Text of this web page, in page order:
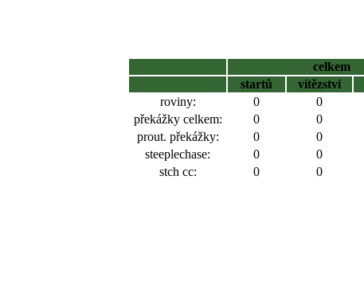
celkem
startů
vítězství
roviny:
0 0
překážky celkem:
0 0
prout. překážky:
0 0
steeplechase:
0 0
stch cc:
0 0